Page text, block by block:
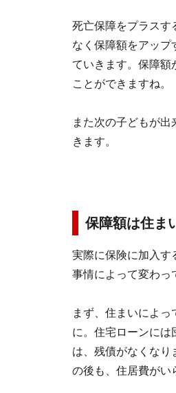
死亡保障をプラスす
なく保障額をアップ
ていきます。保障額
ことができますね。
また次の子どもが
きます。
保障額は住ま
実際に保険に加入す
事情によって変わっ
まず、住まいによ
に。住宅ローンには
は、残債がなくなり
の後も、住居費がい